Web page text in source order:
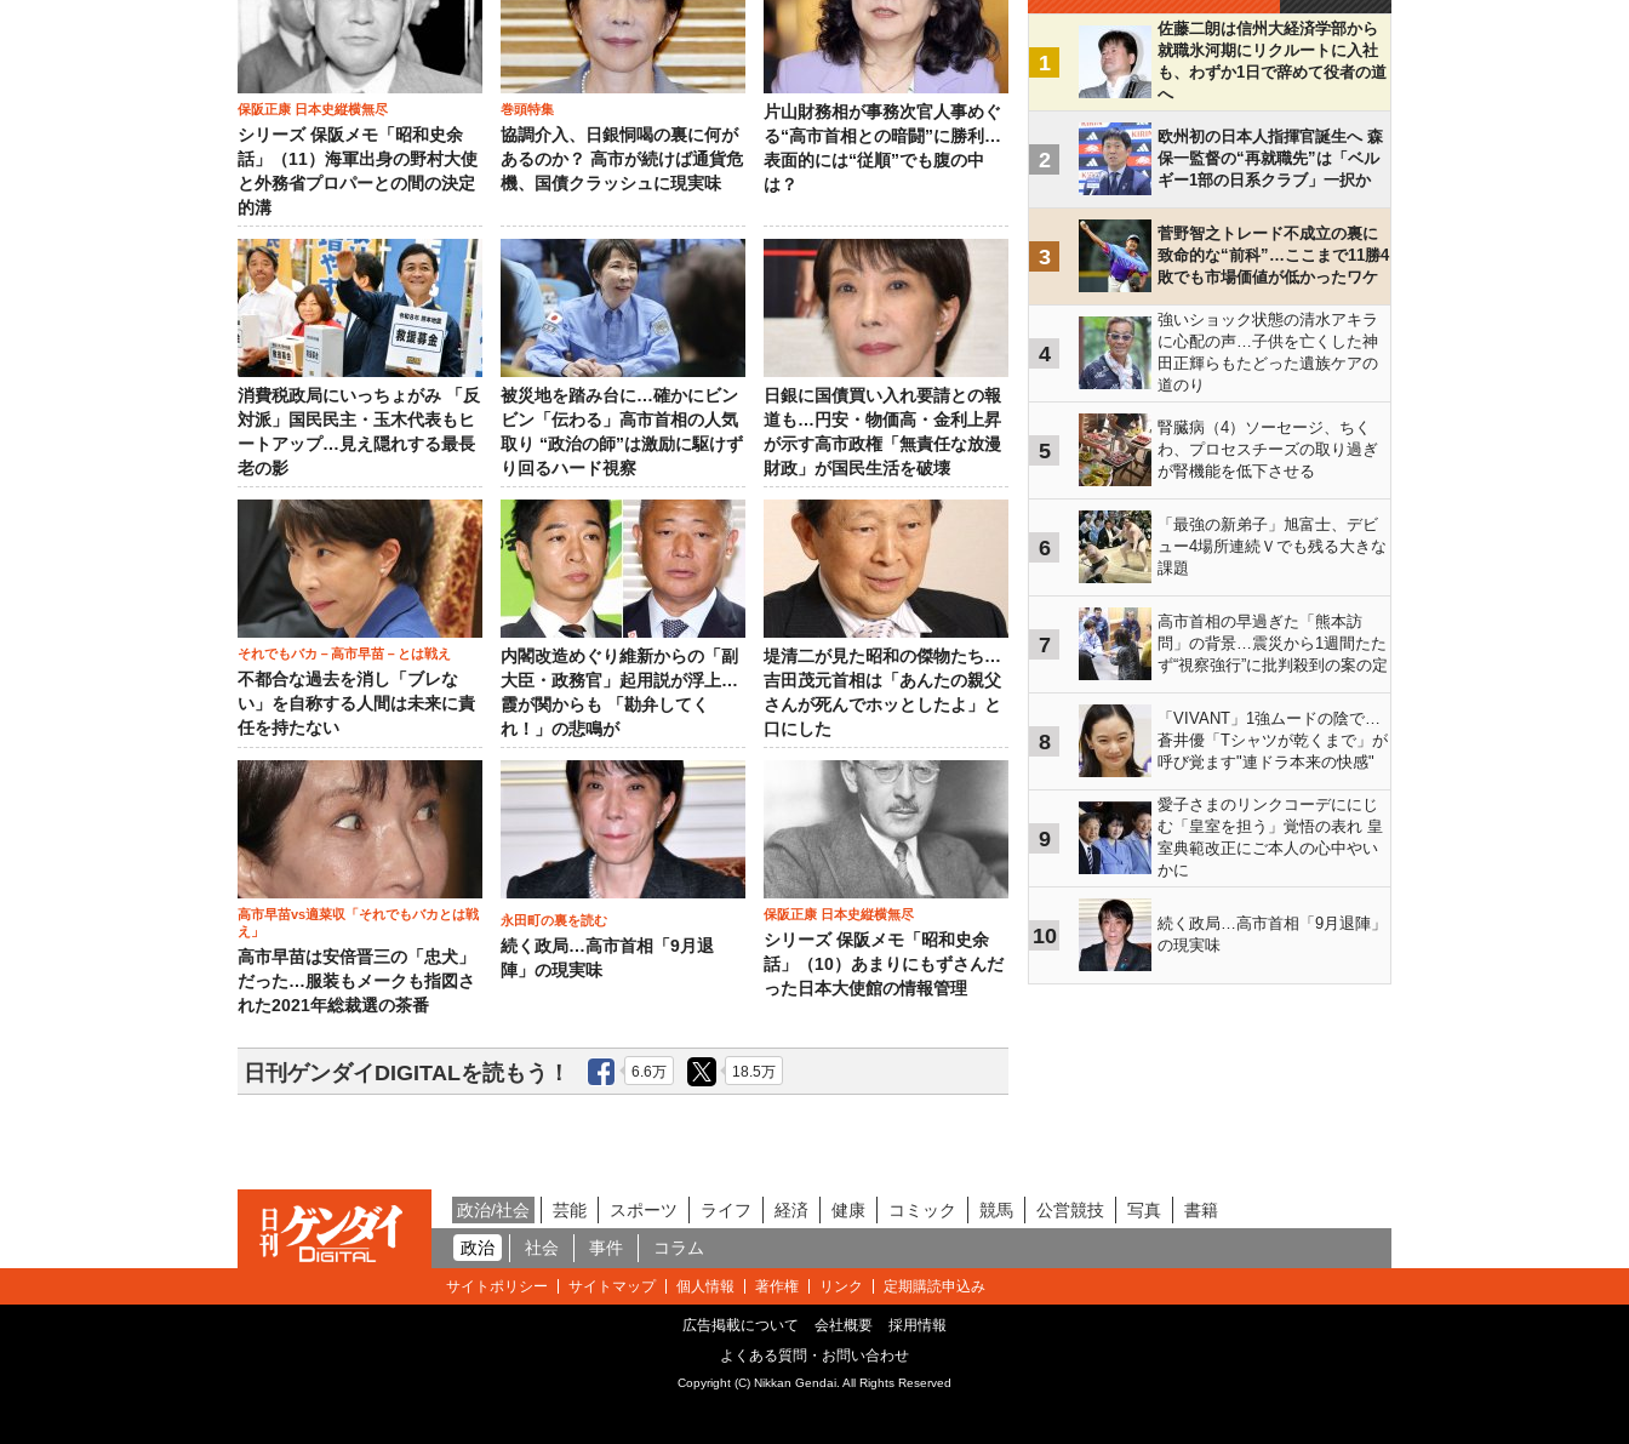
保阪正康 日本史縦横無尽
シリーズ 保阪メモ「昭和史余
話」（11）海軍出身の野村大使
と外務省プロパーとの間の決定
的溝
巻頭特集
協調介入、日銀恫喝の裏に何が
あるのか？ 高市が続けば通貨危
機、国債クラッシュに現実味
片山財務相が事務次官人事めぐ
る“高市首相との暗闘”に勝利…
表面的には“従順”でも腹の中
は？
消費税政局にいっちょがみ 「反
対派」国民民主・玉木代表もヒ
ートアップ…見え隠れする最長
老の影
被災地を踏み台に…確かにビン
ビン「伝わる」高市首相の人気
取り “政治の師”は激励に駆けず
り回るハード視察
日銀に国債買い入れ要請との報
道も…円安・物価高・金利上昇
が示す高市政権「無責任な放漫
財政」が国民生活を破壊
それでもバカ－高市早苗－とは戦え
不都合な過去を消し「ブレな
い」を自称する人間は未来に責
任を持たない
内閣改造めぐり維新からの「副
大臣・政務官」起用説が浮上…
霞が関からも 「勘弁してく
れ！」の悲鳴が
堤清二が見た昭和の傑物たち…
吉田茂元首相は「あんたの親父
さんが死んでホッとしたよ」と
口にした
高市早苗vs適菜収「それでもバカとは戦
え」
高市早苗は安倍晋三の「忠犬」
だった…服装もメークも指図さ
れた2021年総裁選の茶番
永田町の裏を読む
続く政局…高市首相「9月退
陣」の現実味
保阪正康 日本史縦横無尽
シリーズ 保阪メモ「昭和史余
話」（10）あまりにもずさんだ
った日本大使館の情報管理
日刊ゲンダイDIGITALを読もう！ 6.6万 18.5万
1
佐藤二朗は信州大経済学部から
就職氷河期にリクルートに入社
も、わずか1日で辞めて役者の道
へ
2
欧州初の日本人指揮官誕生へ 森
保一監督の“再就職先”は「ベル
ギー1部の日系クラブ」一択か
3
菅野智之トレード不成立の裏に
致命的な“前科”…ここまで11勝4
敗でも市場価値が低かったワケ
4
強いショック状態の清水アキラ
に心配の声…子供を亡くした神
田正輝らもたどった遺族ケアの
道のり
5
腎臓病（4）ソーセージ、ちく
わ、プロセスチーズの取り過ぎ
が腎機能を低下させる
6
「最強の新弟子」旭富士、デビ
ュー4場所連続Ｖでも残る大きな
課題
7
高市首相の早過ぎた「熊本訪
問」の背景…震災から1週間たた
ず“視察強行”に批判殺到の案の定
8
「VIVANT」1強ムードの陰で…
蒼井優「Tシャツが乾くまで」が
呼び覚ます"連ドラ本来の快感"
9
愛子さまのリンクコーデににじ
む「皇室を担う」覚悟の表れ 皇
室典範改正にご本人の心中やい
かに
10
続く政局…高市首相「9月退陣」
の現実味
政治/社会 芸能 スポーツ ライフ 経済 健康 コミック 競馬 公営競技 写真
書籍
政治
社会 事件 コラム
サイトポリシー サイトマップ 個人情報 著作権 リンク 定期購読申込み
広告掲載について 会社概要
採用情報
よくある質問・お問い合わせ
Copyright (C) Nikkan Gendai. All Rights Reserved